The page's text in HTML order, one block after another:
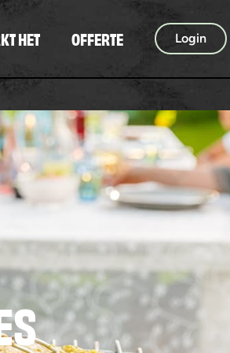
HET OFFERTE Login